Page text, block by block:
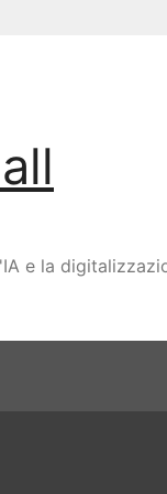
e la